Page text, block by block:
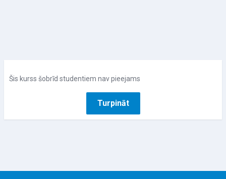
Šis kurss šobrīd studentiem nav pieejams
Turpināt